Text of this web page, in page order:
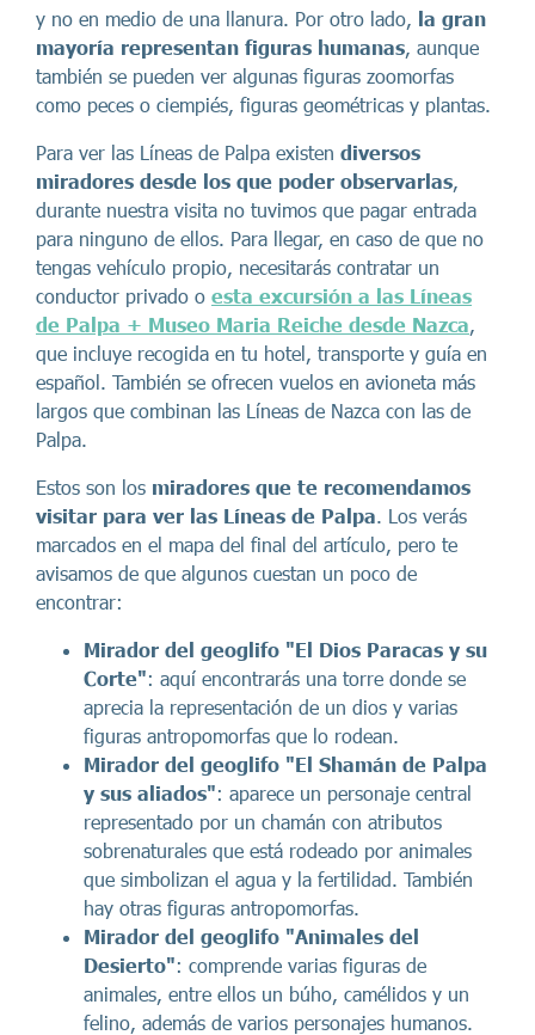
y no en medio de una llanura. Por otro lado, la gran
mayoría representan figuras humanas , aunque
también se pueden ver algunas figuras zoomorfas
como peces o ciempiés, figuras geométricas y plantas.
Para ver las Líneas de Palpa existen diversos
miradores desde los que poder observarlas
durante nuestra visita no tuvimos que pagar entrada
para ninguno de ellos. Para llegar, en caso de que no
tengas vehículo propio, necesitarás contratar un
conductor privado o esta excursión a las Líneas
de Palpa + Museo Maria Reiche desde Nazca
que incluye recogida en tu hotel, transporte y guía en
español. También se ofrecen vuelos en avioneta más
largos que combinan las Líneas de Nazca con las de
Palpa.
Estos son los miradores que te recomendamos
visitar para ver las Líneas de Palpa . Los verás
marcados en el mapa del final del artículo, pero te
avisamos de que algunos cuestan un poco de
encontrar:
Mirador del geoglifo "El Dios Paracas y su
Corte": aquí encontrarás una torre donde se
aprecia la representación de un dios y varias
figuras antropomorfas que lo rodean.
Mirador del geoglifo "El Shamán de Palpa
y sus aliados": aparece un personaje central
representado por un chamán con atributos
sobrenaturales que está rodeado por animales
que simbolizan el agua y la fertilidad. También
hay otras figuras antropomorfas.
Mirador del geoglifo "Animales del
Desierto": comprende varias figuras de
animales, entre ellos un búho, camélidos y un
felino, además de varios personajes humanos.